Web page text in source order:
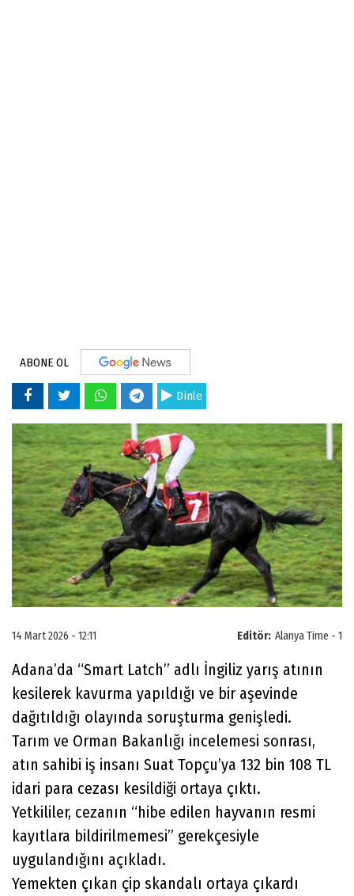
ABONE OL
Dinle
Editör: Alanya Time - 1
14 Mart 2026 - 12:11
Adana’da “Smart Latch” adlı İngiliz yarış atının
kesilerek kavurma yapıldığı ve bir aşevinde
dağıtıldığı olayında soruşturma genişledi.
Tarım ve Orman Bakanlığı incelemesi sonrası,
atın sahibi iş insanı Suat Topçu’ya 132 bin 108 TL
idari para cezası kesildiği ortaya çıktı.
Yetkililer, cezanın “hibe edilen hayvanın resmi
kayıtlara bildirilmemesi” gerekçesiyle
uygulandığını açıkladı.
Yemekten çıkan çip skandalı ortaya çıkardı